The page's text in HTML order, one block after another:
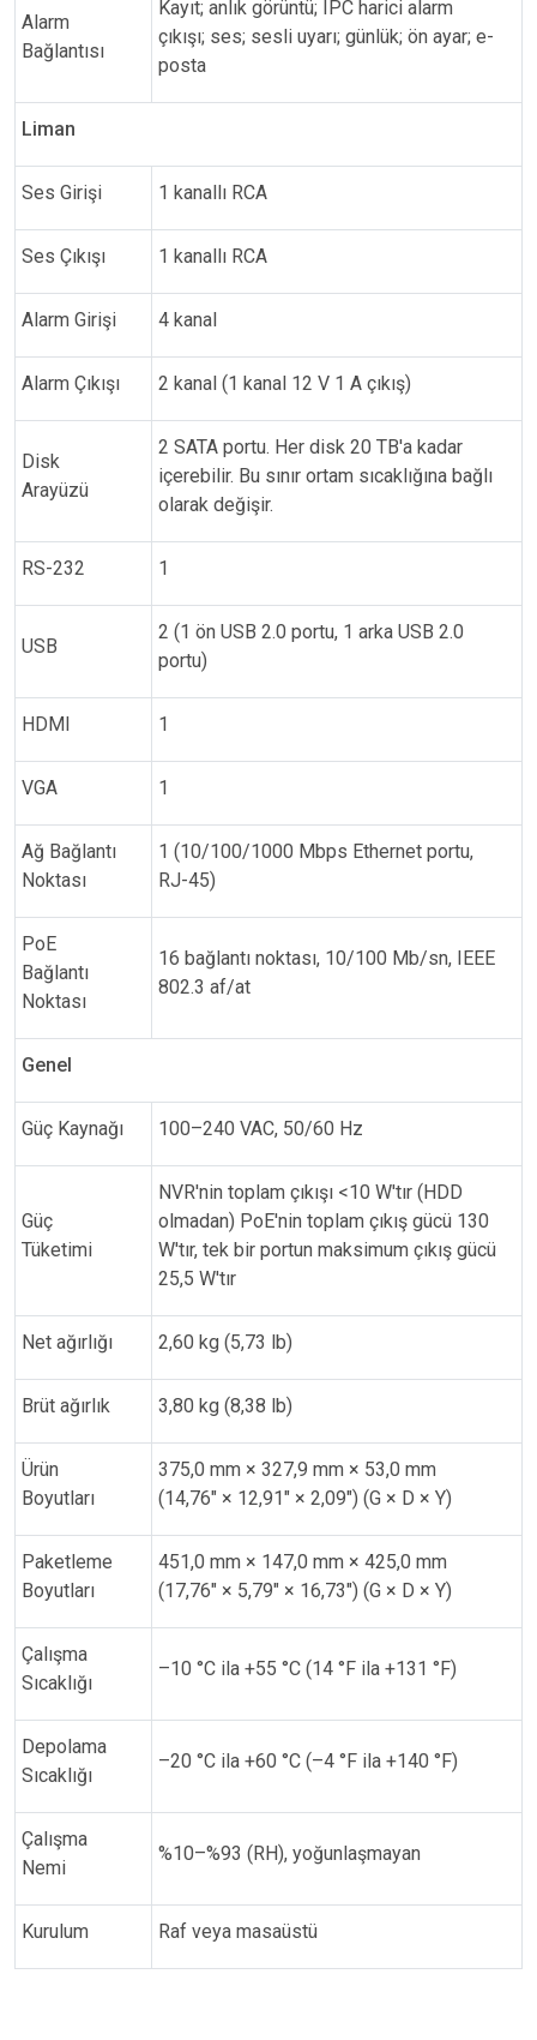
Alarm
Bağlantısı
Kayıt; anlık görüntü; IPC harici alarm
çıkışı; ses; sesli uyarı; günlük; ön ayar; e-
posta
Liman
Ses Girişi 1 kanallı RCA
Ses Çıkışı 1 kanallı RCA
Alarm Girişi 4 kanal
Alarm Çıkışı 2 kanal (1 kanal 12 V 1 A çıkış)
Disk
Arayüzü
2 SATA portu. Her disk 20 TB'a kadar
içerebilir. Bu sınır ortam sıcaklığına bağlı
olarak değişir.
RS-232 1
USB
2 (1 ön USB 2.0 portu, 1 arka USB 2.0
portu)
HDMI 1
VGA 1
Ağ Bağlantı
Noktası
1 (10/100/1000 Mbps Ethernet portu,
RJ-45)
PoE
Bağlantı
Noktası
16 bağlantı noktası, 10/100 Mb/sn, IEEE
802.3 af/at
Genel
Güç Kaynağı 100–240 VAC, 50/60 Hz
Güç
Tüketimi
NVR'nin toplam çıkışı <10 W'tır (HDD
olmadan) PoE'nin toplam çıkış gücü 130
W'tır, tek bir portun maksimum çıkış gücü
25,5 W'tır
Net ağırlığı 2,60 kg (5,73 lb)
Brüt ağırlık 3,80 kg (8,38 lb)
Ürün
Boyutları
375,0 mm × 327,9 mm × 53,0 mm
(14,76" × 12,91" × 2,09") (G × D × Y)
Paketleme
Boyutları
451,0 mm × 147,0 mm × 425,0 mm
(17,76" × 5,79" × 16,73") (G × D × Y)
Çalışma
Sıcaklığı
–10 °C ila +55 °C (14 °F ila +131 °F)
Depolama
Sıcaklığı
–20 °C ila +60 °C (–4 °F ila +140 °F)
Çalışma
Nemi
%10–%93 (RH), yoğunlaşmayan
Kurulum Raf veya masaüstü